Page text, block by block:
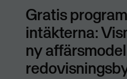
Gratis
intäkterna:
ny